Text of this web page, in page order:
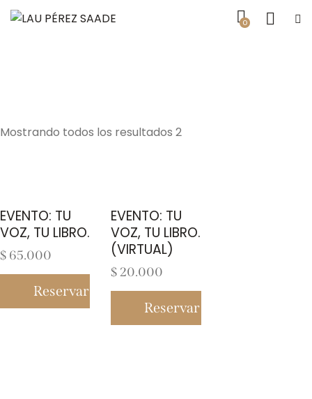
0
Mostrando todos los resultados 2
EVENTO: TU
VOZ, TU LIBRO.
$ 65.000
Reservar entrada
EVENTO: TU
VOZ, TU LIBRO.
(VIRTUAL)
$20.000
Reservar entrada